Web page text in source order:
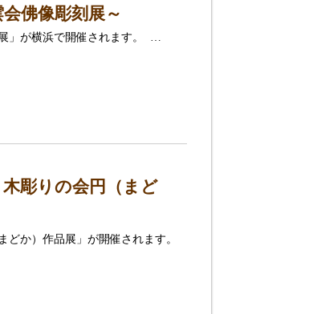
佛像彫刻展～
」が横浜で開催されます。 …
彫りの会円（まど
か）作品展」が開催されます。